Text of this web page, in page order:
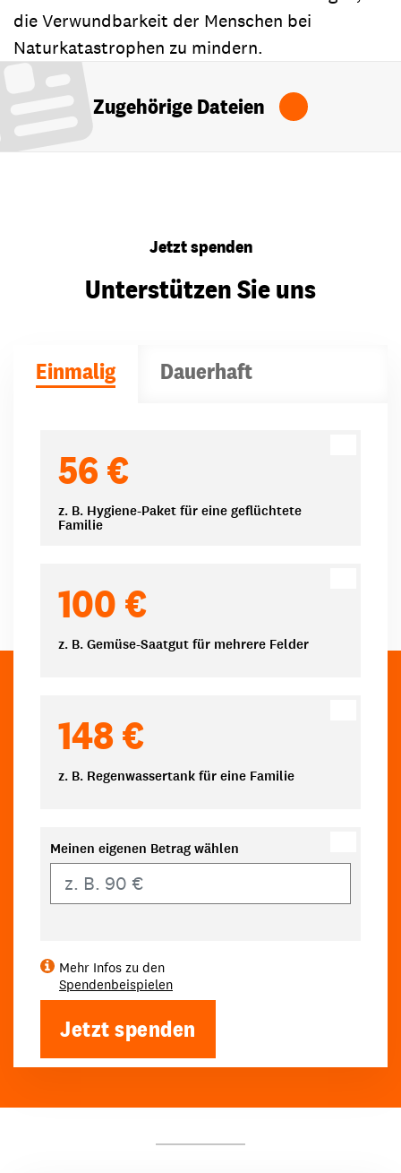
die Verwundbarkeit der Menschen bei
Naturkatastrophen zu mindern.
Zugehörige Dateien
Jetzt spenden
Unterstützen Sie uns
Einmalig Dauerhaft
56 €
z. B. Hygiene-Paket für eine geflüchtete
Familie
100 €
z. B. Gemüse-Saatgut für mehrere Felder
148 €
z. B. Regenwassertank für eine Familie
Meinen eigenen Betrag wählen
Mehr Infos zu den
Spendenbeispielen
Jetzt spenden